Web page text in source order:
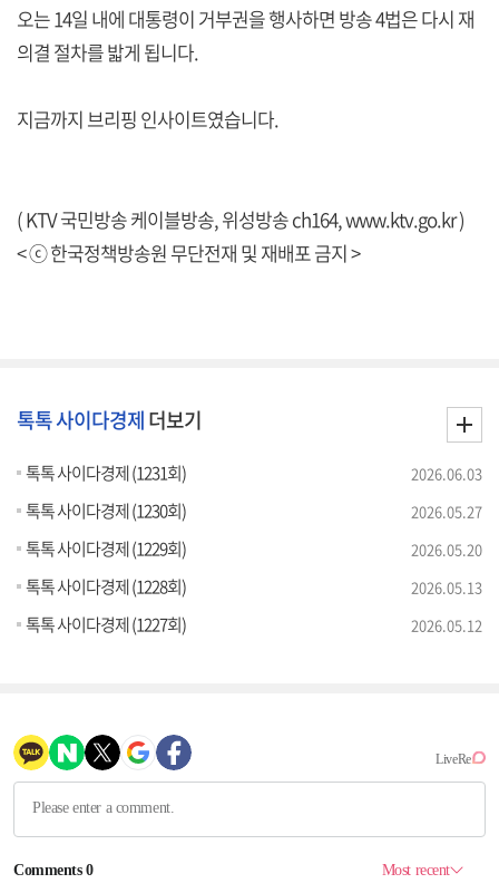
오는 14일 내에 대통령이 거부권을 행사하면 방송 4법은 다시 재
의결 절차를 밟게 됩니다.
지금까지 브리핑 인사이트였습니다.
( KTV 국민방송 케이블방송, 위성방송 ch164,www.ktv.go.kr)
< ⓒ 한국정책방송원 무단전재 및 재배포 금지 >
톡톡 사이다경제더보기
톡톡 사이다경제 (1231회) 2026.06.03
톡톡 사이다경제 (1230회) 2026.05.27
톡톡 사이다경제 (1229회) 2026.05.20
톡톡 사이다경제 (1228회) 2026.05.13
톡톡 사이다경제 (1227회) 2026.05.12